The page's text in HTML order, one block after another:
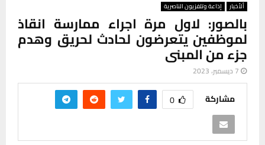
ألأخبار إذاعة وتلفزيون الناصرية
بالصور: لاول مرة اجراء ممارسة انقاذ
لموظفين يتعرضون لحادث لحريق وهدم
جزء من المبنى
7 ديسمبر، 2023
مشاركة 0